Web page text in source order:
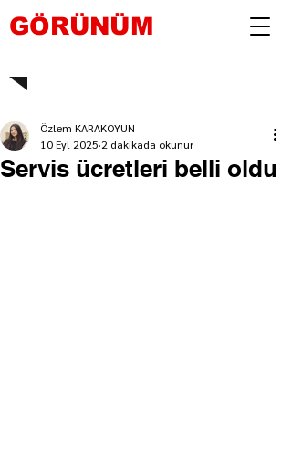
GÖRÜNÜM
Servis ücretleri belli oldu
Özlem KARAKOYUN
10 Eyl 2025 2 dakikada okunur